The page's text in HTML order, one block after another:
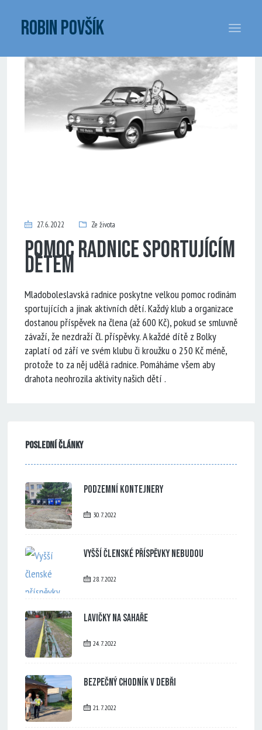
ROBIN POVŠÍK
27. 6. 2022 Ze života
Pomoc radnice sportujícím
dětem
Mladoboleslavská radnice poskytne velkou pomoc rodinám
sportujících a jinak aktivních dětí. Každý klub a organizace
dostanou příspěvek na člena (až 600 Kč), pokud se smluvně
závaží, že nezdraží čl. příspěvky. A každé dítě z Bolky
zaplatí od září ve svém klubu či kroužku o 250 Kč méně,
protože to za něj udělá radnice. Pomáháme všem aby
drahota neohrozila aktivity našich dětí .
Poslední články
Podzemní kontejnery
30. 7. 2022
Vyšší členské příspěvky nebudou
28. 7. 2022
Lavičky na Sahaře
24. 7. 2022
Bezpečný chodník v Debři
21. 7. 2022